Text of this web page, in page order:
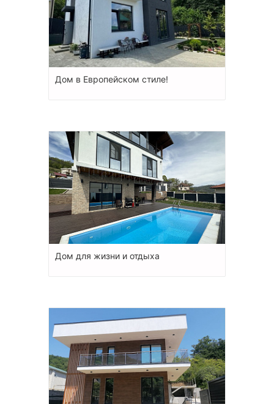
Дом в Европейском стиле!
Дом для жизни и отдыха